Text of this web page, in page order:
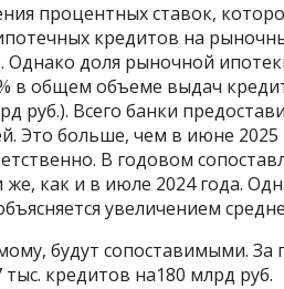
процентных ставок,
кредитов на
доля рыночной
в общем объеме выдач
руб.). Всего банки
Это больше, чем в июне 2025
В годовом
как и в июле 2024 года.
увеличением
будут сопоставимыми. За
кредитов на180 млрд руб.